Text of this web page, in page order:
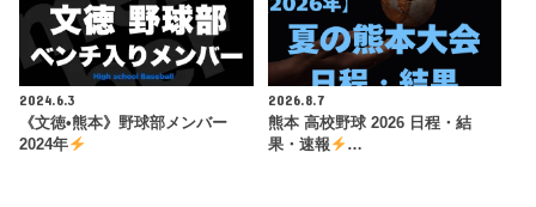
2024.6.3
《文徳•熊本》野球部メンバー
2024年
2026.8.7
熊本 高校野球 2026 日程・結
果・速報
…